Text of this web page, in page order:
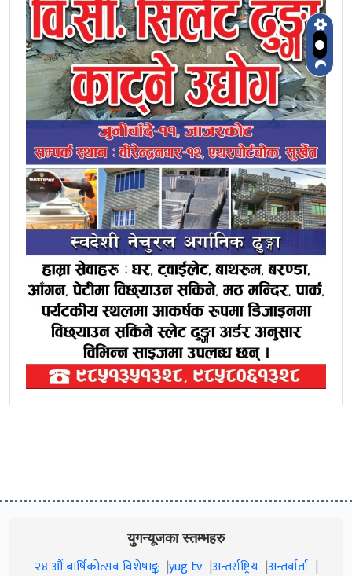
युगन्यूजका स्तम्भहरु
२४ औं बार्षिकोत्सव विशेषाङ्क yug tv अन्तर्राष्ट्रिय अन्तर्वार्ता